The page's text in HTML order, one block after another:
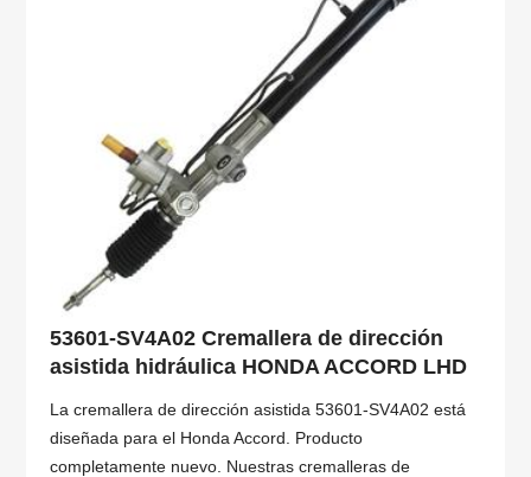
53601-SV4A02 Cremallera de dirección
asistida hidráulica HONDA ACCORD LHD
La cremallera de dirección asistida 53601-SV4A02 está
diseñada para el Honda Accord. Producto
completamente nuevo. Nuestras cremalleras de